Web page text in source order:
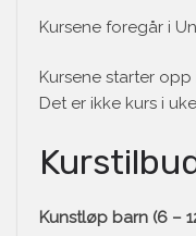
Kursene foregår i
Kursene starter
Det er ikke kurs i
Kunstløp barn (6 –